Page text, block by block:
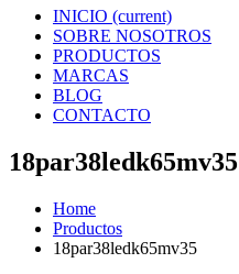
INICIO (current)
SOBRE NOSOTROS
PRODUCTOS
MARCAS
BLOG
CONTACTO
18par38ledk65mv35
Home
Productos
18par38ledk65mv35